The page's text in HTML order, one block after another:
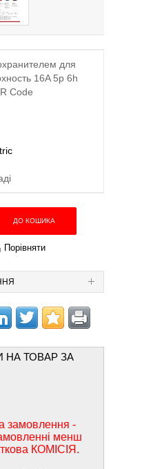
Порівняти
НА ТОВАР ЗА
замовлення -
менш
КОМІСІЯ.